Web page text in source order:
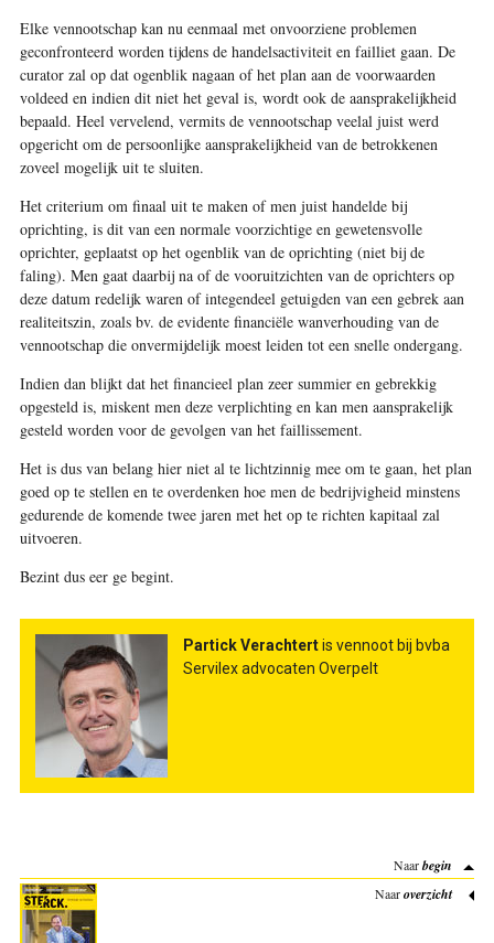
Elke vennootschap kan nu eenmaal met onvoorziene problemen
geconfronteerd worden tijdens de handelsactiviteit en failliet gaan. De
curator zal op dat ogenblik nagaan of het plan aan de voorwaarden
voldeed en indien dit niet het geval is, wordt ook de aansprakelijkheid
bepaald. Heel vervelend, vermits de vennootschap veelal juist werd
opgericht om de persoonlijke aansprakelijkheid van de betrokkenen
zoveel mogelijk uit te sluiten.
Het criterium om finaal uit te maken of men juist handelde bij
oprichting, is dit van een normale voorzichtige en gewetensvolle
oprichter, geplaatst op het ogenblik van de oprichting (niet bij de
faling). Men gaat daarbij na of de vooruitzichten van de oprichters op
deze datum redelijk waren of integendeel getuigden van een gebrek aan
realiteitszin, zoals bv. de evidente financiële wanverhouding van de
vennootschap die onvermijdelijk moest leiden tot een snelle ondergang.
Indien dan blijkt dat het financieel plan zeer summier en gebrekkig
opgesteld is, miskent men deze verplichting en kan men aansprakelijk
gesteld worden voor de gevolgen van het faillissement.
Het is dus van belang hier niet al te lichtzinnig mee om te gaan, het plan
goed op te stellen en te overdenken hoe men de bedrijvigheid minstens
gedurende de komende twee jaren met het op te richten kapitaal zal
uitvoeren.
Bezint dus eer ge begint.
Partick Verachtertis vennoot bij bvba
Servilex advocaten Overpelt
Naarbegin
Naaroverzicht